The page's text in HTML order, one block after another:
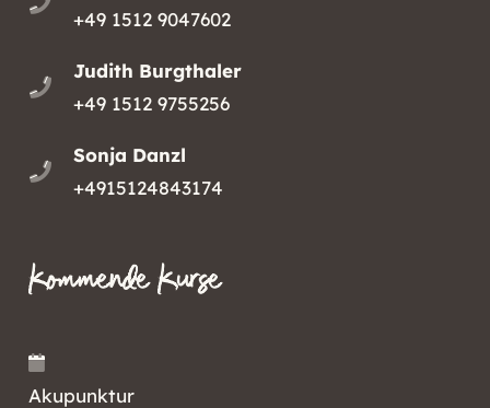
+49 1512 9047602
Judith Burgthaler
+49 1512 9755256
Sonja Danzl
+4915124843174
Kommende Kurse
Akupunktur